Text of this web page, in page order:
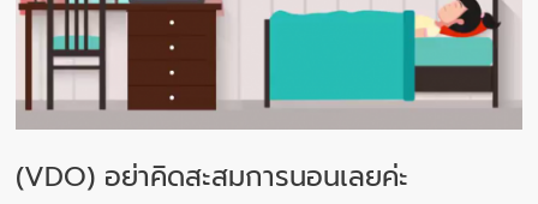
(VDO) อย่าคิดสะสมการนอนเลยค่ะ